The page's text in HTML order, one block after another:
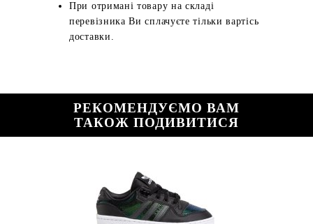
При отримані товару на складі
перевізника Ви сплачуєте тільки вартісь
доставки.
РЕКОМЕНДУЄМО ВАМ
ТАКОЖ ПОДИВИТИСЯ